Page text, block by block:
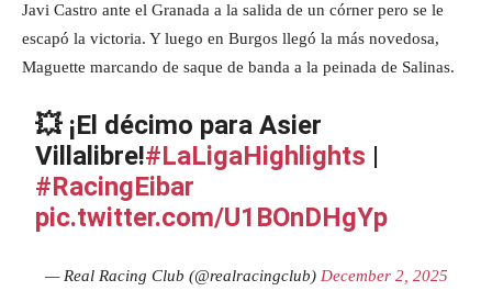
Javi Castro ante el Granada a la salida de un córner pero se le
escapó la victoria. Y luego en Burgos llegó la más novedosa,
Maguette marcando de saque de banda a la peinada de Salinas.
💥 ¡El décimo para Asier
Villalibre!#LaLigaHighlights |
#RacingEibar
pic.twitter.com/U1BOnDHgYp
— Real Racing Club (@realracingclub) December 2, 2025